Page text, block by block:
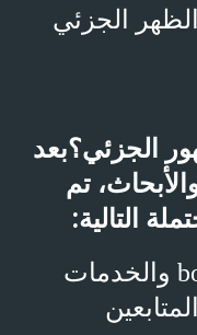
الجزئي
الجزئي؟بعد
تم
التالية:
والخدمات